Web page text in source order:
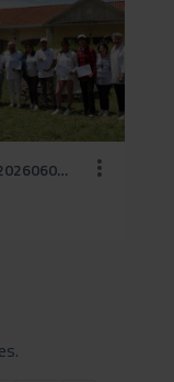
IMG-20260601-WA0038.jpg